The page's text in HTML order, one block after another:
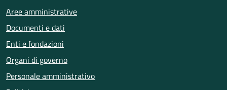
Aree amministrative
Documenti e dati
Enti e fondazioni
Organi di governo
Personale amministrativo